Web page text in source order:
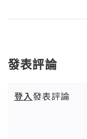
發表評論
登入發表評論